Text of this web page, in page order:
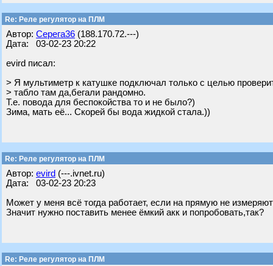
Re: Реле регулятор на ПЛМ
Автор: Серега36 (188.170.72.---)
Дата: 03-02-23 20:22
evird писал:
> Я мультиметр к катушке подключал только с целью
> табло там да,бегали рандомно.
Т.е. повода для беспокойства то и не было?)
Зима, мать её... Скорей бы вода жидкой стала.))
Re: Реле регулятор на ПЛМ
Автор: evird (---.ivnet.ru)
Дата: 03-02-23 20:23
Может у меня всё тогда работает, если на прямую не
Значит нужно поставить менее ёмкий акк и попробовать,так?
Re: Реле регулятор на ПЛМ